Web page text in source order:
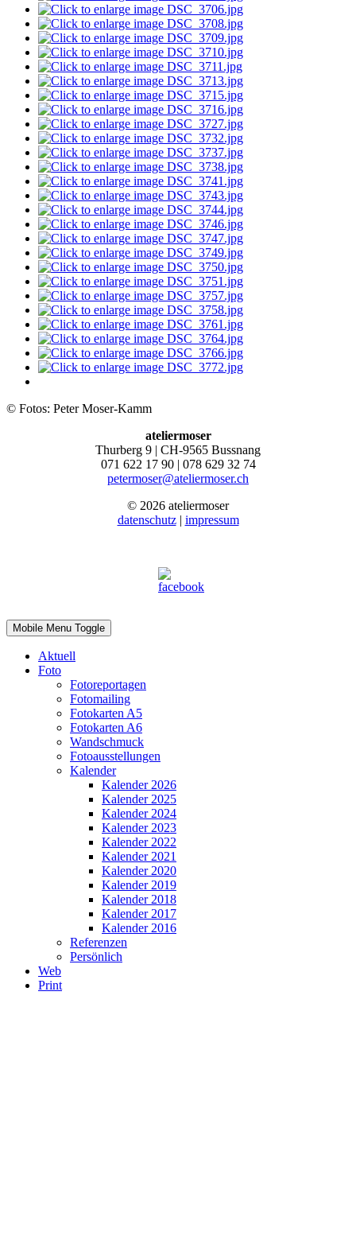
© Fotos: Peter Moser-Kamm
ateliermoser
Thurberg 9 | CH-9565 Bussnang
071 622 17 90 | 078 629 32 74
petermoser@ateliermoser.ch
© 2026 ateliermoser
datenschutz| impressum
Mobile Menu Toggle
Aktuell
Foto
Fotoreportagen
Fotomailing
Fotokarten A5
Fotokarten A6
Wandschmuck
Fotoausstellungen
Kalender
Kalender 2026
Kalender 2025
Kalender 2024
Kalender 2023
Kalender 2022
Kalender 2021
Kalender 2020
Kalender 2019
Kalender 2018
Kalender 2017
Kalender 2016
Referenzen
Persönlich
Web
Print